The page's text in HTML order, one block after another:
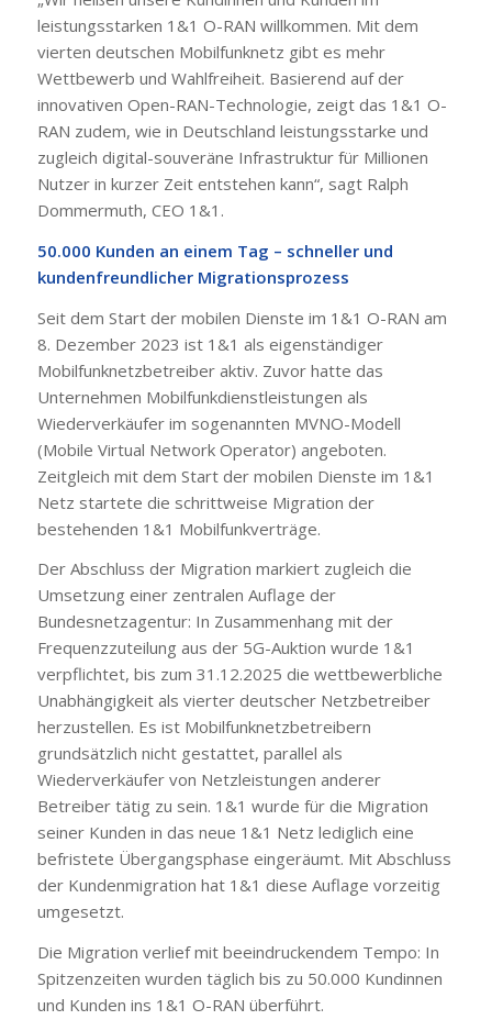
leistungsstarken 1&1 O-RAN willkommen. Mit dem
vierten deutschen Mobilfunknetz gibt es mehr
Wettbewerb und Wahlfreiheit. Basierend auf der
innovativen Open-RAN-Technologie, zeigt das 1&1 O-
RAN zudem, wie in Deutschland leistungsstarke und
zugleich digital-souveräne Infrastruktur für Millionen
Nutzer in kurzer Zeit entstehen kann“, sagt Ralph
Dommermuth, CEO 1&1.
50.000 Kunden an einem Tag – schneller und
kundenfreundlicher Migrationsprozess
Seit dem Start der mobilen Dienste im 1&1 O-RAN am
8. Dezember 2023 ist 1&1 als eigenständiger
Mobilfunknetzbetreiber aktiv. Zuvor hatte das
Unternehmen Mobilfunkdienstleistungen als
Wiederverkäufer im sogenannten MVNO-Modell
(Mobile Virtual Network Operator) angeboten.
Zeitgleich mit dem Start der mobilen Dienste im 1&1
Netz startete die schrittweise Migration der
bestehenden 1&1 Mobilfunkverträge.
Der Abschluss der Migration markiert zugleich die
Umsetzung einer zentralen Auflage der
Bundesnetzagentur: In Zusammenhang mit der
Frequenzzuteilung aus der 5G-Auktion wurde 1&1
verpflichtet, bis zum 31.12.2025 die wettbewerbliche
Unabhängigkeit als vierter deutscher Netzbetreiber
herzustellen. Es ist Mobilfunknetzbetreibern
grundsätzlich nicht gestattet, parallel als
Wiederverkäufer von Netzleistungen anderer
Betreiber tätig zu sein. 1&1 wurde für die Migration
seiner Kunden in das neue 1&1 Netz lediglich eine
befristete Übergangsphase eingeräumt. Mit Abschluss
der Kundenmigration hat 1&1 diese Auflage vorzeitig
umgesetzt.
Die Migration verlief mit beeindruckendem Tempo: In
Spitzenzeiten wurden täglich bis zu 50.000 Kundinnen
und Kunden ins 1&1 O-RAN überführt.